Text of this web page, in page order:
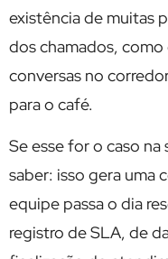
existência de muitas
dos chamados,
conversas no
para o café.
Se esse for o caso na
saber: isso gera uma
equipe passa o dia
registro de SLA, de